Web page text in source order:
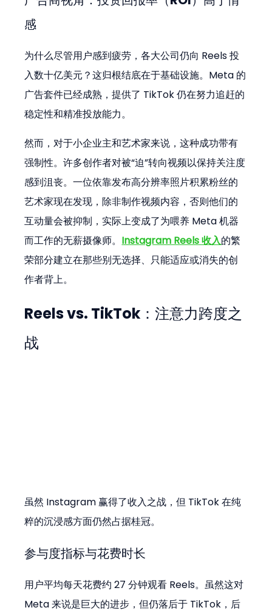
感
为什么尽管用户感到疲劳，各大公司仍向 Reels 投
入数十亿美元？这归根结底在于基础设施。Meta 的
广告套件已经成熟，提供了 TikTok 仍在努力追赶的
稳定性和精准投放能力。
然而，对于小企业主和艺术家来说，这种成功带有
强制性。许多创作者对被“迫”转向视频以保持关注度
感到沮丧。一位依靠发布高分辨率照片积累粉丝的
艺术家现在发现，除非制作视频内容，否则他们的
互动量会被抑制，实际上变成了为喂养 Meta 机器
而工作的无薪摄像师。 Instagram Reels 收入的繁
荣部分建立在那些别无选择、只能适应或消失的创
作者背上。
Reels vs. TikTok：注意力跨度之
战
虽然 Instagram 赢得了收入之战，但 TikTok 在纯
粹的沉浸感方面仍然占据桂冠。
参与度指标与花费时长
用户平均每天花费约 27 分钟观看 Reels。虽然这对
Meta 来说是巨大的进步，但仍落后于 TikTok，后